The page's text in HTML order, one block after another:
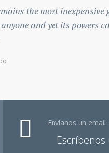
the most inexpensive
and yet its powers
Envíanos un email
Escríbenos